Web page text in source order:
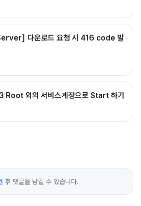
다운로드 요청 시 416 code 발
외의 서비스계정으로 Start 하기
후 댓글을 남길 수 있습니다.